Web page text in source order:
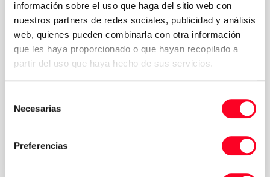
información sobre el uso que haga del sitio web con
nuestros partners de redes sociales, publicidad y análisis
web, quienes pueden combinarla con otra información
que les haya proporcionado o que hayan recopilado a
partir del uso que haya hecho de sus servicios.
Necesarias
Preferencias
Política de